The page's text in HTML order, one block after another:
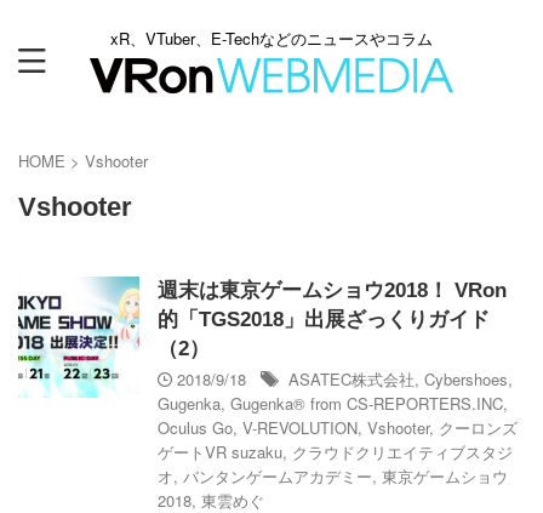
xR、VTuber、E-Techなどのニュースやコラム
HOME > Vshooter
Vshooter
週末は東京ゲームショウ2018！ VRon
的「TGS2018」出展ざっくりガイド
（2）
2018/9/18
ASATEC株式会社, Cybershoes,
Gugenka, Gugenka® from CS-REPORTERS.INC,
Oculus Go, V-REVOLUTION, Vshooter, クーロンズ
ゲートVR suzaku, クラウドクリエイティブスタジ
オ, バンタンゲームアカデミー, 東京ゲームショウ
2018, 東雲めぐ